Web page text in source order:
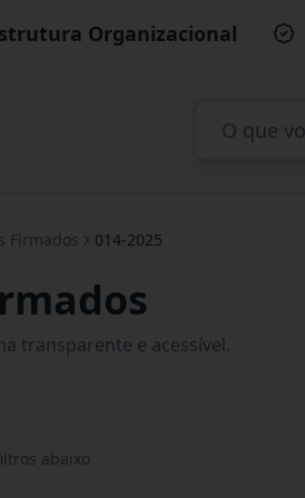
Organizacional
Firmados 014-2025
transparente e acessível.
abaixo